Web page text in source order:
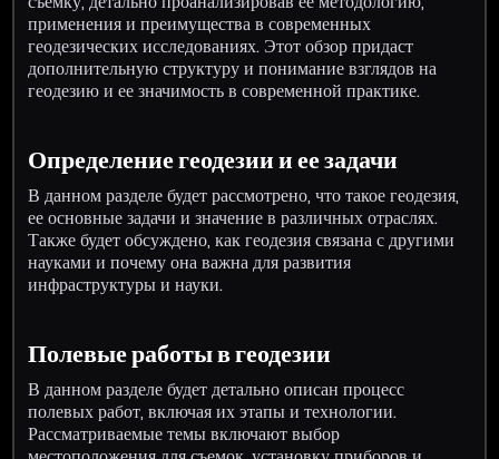
применения и преимущества в современных
геодезических исследованиях. Этот обзор придаст
дополнительную структуру и понимание взглядов на
геодезию и ее значимость в современной практике.
Определение геодезии и ее задачи
В данном разделе будет рассмотрено, что такое геодезия,
ее основные задачи и значение в различных отраслях.
Также будет обсуждено, как геодезия связана с другими
науками и почему она важна для развития
инфраструктуры и науки.
Полевые работы в геодезии
В данном разделе будет детально описан процесс
полевых работ, включая их этапы и технологии.
Рассматриваемые темы включают выбор